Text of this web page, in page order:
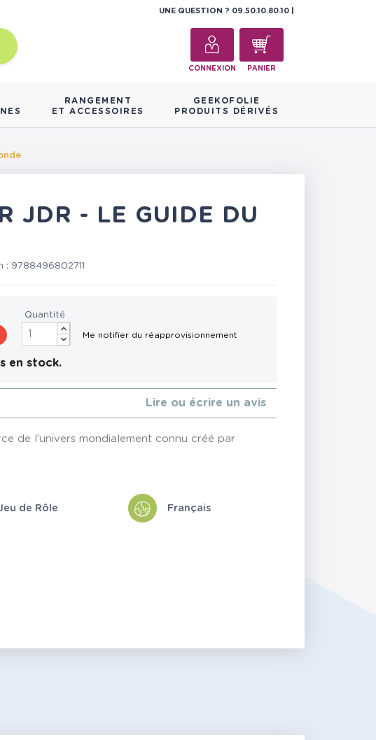
UNE QUESTION ? 09.50.10.80.10
CONNEXION PANIER
RANGEMENT
ET ACCESSOIRES
GEEKOFOLIE
PRODUITS DÉRIVÉS
JDR - LE GUIDE DU
: 9788496802711
Quantité
en stock.
Lire ou écrire un avis
de l’univers mondialement connu créé par
de Rôle Français